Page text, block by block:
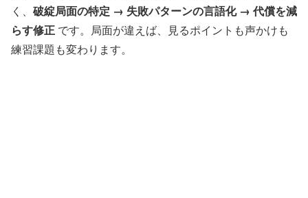
く、 破綻局面の特定 → 失敗パターンの言語化 → 代償を減
らす修正 です。局面が違えば、見るポイントも声かけも
練習課題も変わります。